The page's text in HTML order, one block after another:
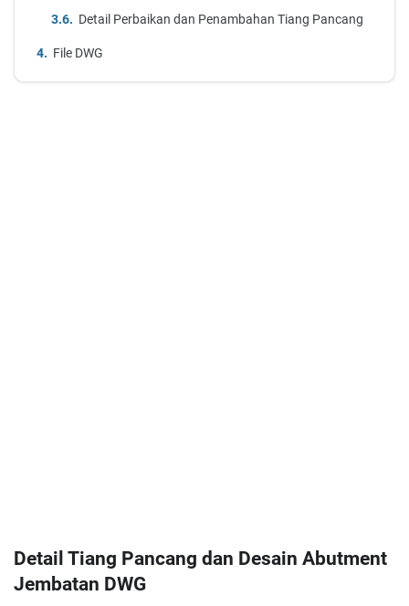
Detail Perbaikan dan Penambahan Tiang Pancang
File DWG
Detail Tiang Pancang dan Desain Abutment
Jembatan DWG